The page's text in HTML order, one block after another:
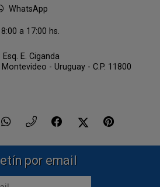
WhatsApp
a 17:00 hs.
E. Ciganda
Montevideo - Uruguay - C.P. 11800
por email